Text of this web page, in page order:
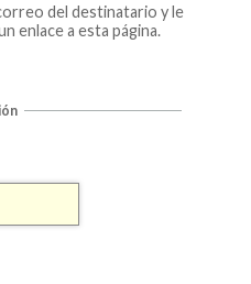
del destinatario y le
enlace a esta página.